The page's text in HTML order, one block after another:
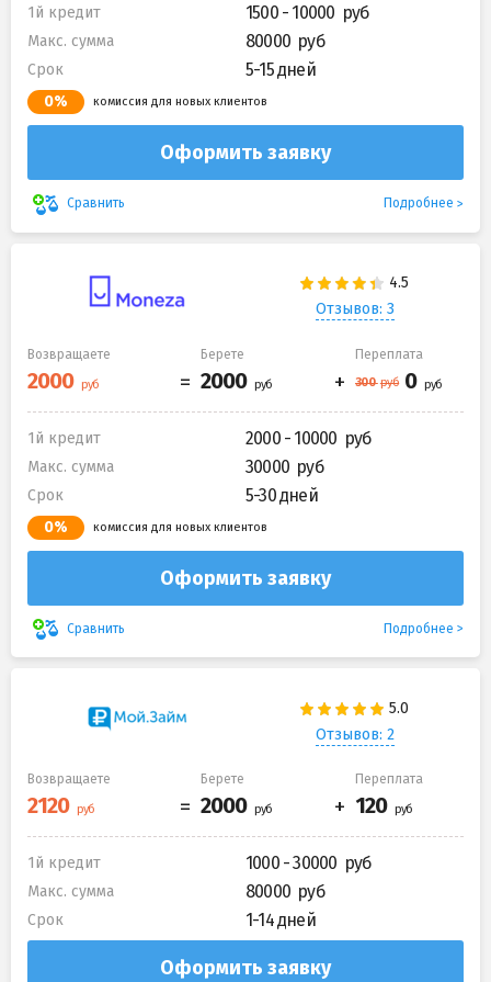
1й кредит 1500 - 10000
Макс. сумма 80000
Срок 5-15 дней
0% комиссия для новых клиентов
Оформить заявку
Сравнить Подробнее
Отзывов: 3
Возвращаете Берете Переплата
1й кредит 2000 - 10000
Макс. сумма 30000
Срок 5-30 дней
0% комиссия для новых клиентов
Оформить заявку
Сравнить Подробнее
Отзывов: 2
Возвращаете Берете Переплата
1й кредит 1000 - 30000
Макс. сумма 80000
Срок 1-14 дней
Оформить заявку